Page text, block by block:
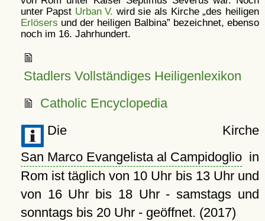
unter Papst Urban V. wird sie als Kirche des heiligen
Erlösers und der heiligen Balbina
bezeichnet, ebenso
noch im 16. Jahrhundert.
Stadlers Vollständiges Heiligenlexikon
Catholic Encyclopedia
Die Kirche
San Marco Evangelista al Campidoglioin
Rom ist täglich von 10 Uhr bis 13 Uhr und
von 16 Uhr bis 18 Uhr - samstags und
sonntags bis 20 Uhr - geöffnet. (2017)